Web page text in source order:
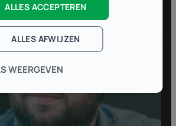
ALLES ACCEPTEREN
ALLES AFWIJZEN
WEERGEVEN